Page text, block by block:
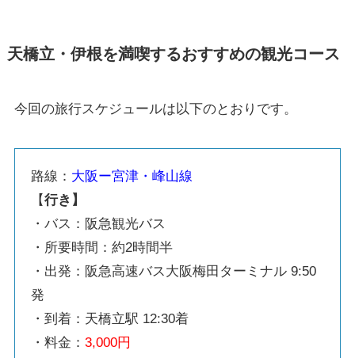
天橋立・伊根を満喫するおすすめの観光コース
今回の旅行スケジュールは以下のとおりです。
路線： 大阪ー宮津・峰山線
【行き】
・バス：阪急観光バス
・所要時間：約2時間半
・出発：阪急高速バス大阪梅田ターミナル 9:50
発
・到着：天橋立駅 12:30着
・料金： 3,000円